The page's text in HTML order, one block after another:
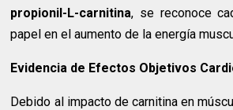
propionil-L-carnitina, se reconoce
papel en el aumento de la energía
Evidencia de Efectos Objetivos
Debido al impacto de carnitina en